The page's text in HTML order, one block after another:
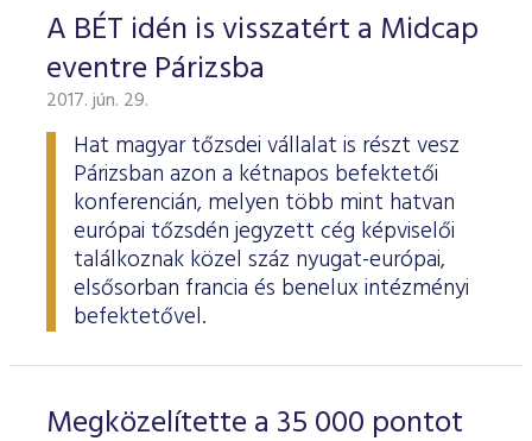
A BÉT idén is visszatért a Midcap
eventre Párizsba
2017. jún. 29.
Hat magyar tőzsdei vállalat is részt vesz
Párizsban azon a kétnapos befektetői
konferencián, melyen több mint hatvan
európai tőzsdén jegyzett cég képviselői
találkoznak közel száz nyugat-európai,
elsősorban francia és benelux intézményi
befektetővel.
Megközelítette a 35 000 pontot